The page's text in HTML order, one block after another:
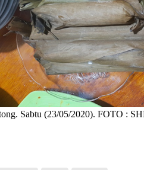
Sabtu (23/05/2020). FOTO :